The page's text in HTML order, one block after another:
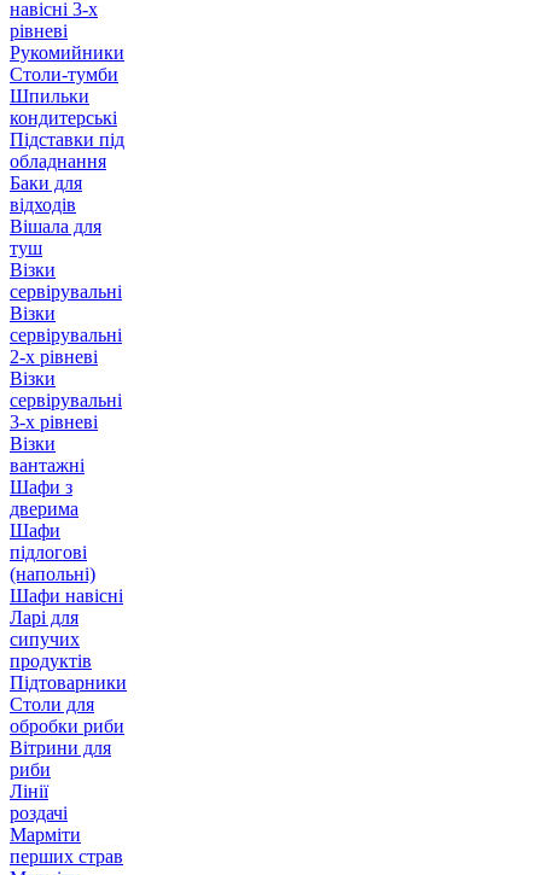
навісні 3-х
рівневі
Рукомийники
Столи-тумби
Шпильки
кондитерські
Підставки під
обладнання
Баки для
відходів
Вішала для
туш
Візки
сервірувальні
Візки
сервірувальні
2-х рівневі
Візки
сервірувальні
3-х рівневі
Візки
вантажні
Шафи з
дверима
Шафи
підлогові
(напольні)
Шафи навісні
Ларі для
сипучих
продуктів
Підтоварники
Столи для
обробки риби
Вітрини для
риби
Лінії
роздачі
Марміти
перших страв